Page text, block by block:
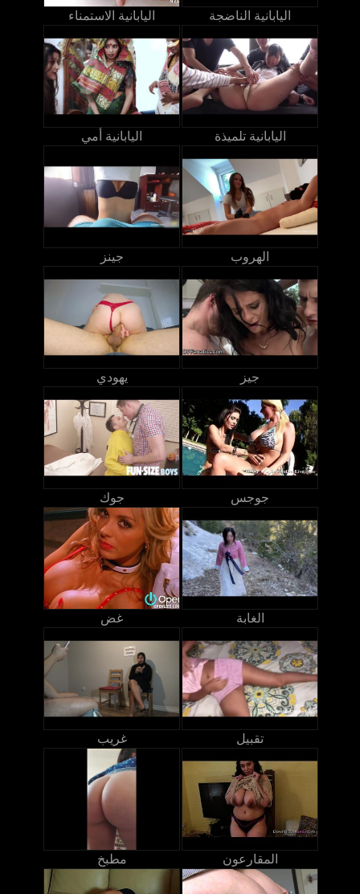
اليابانية الاستمناء اليابانية الناضجة
اليابانية أمي اليابانية تلميذة
جينز الهروب
يهودي جيز
جوك جوجس
غض الغابة
غريب تقبيل
مطبخ المقارعون